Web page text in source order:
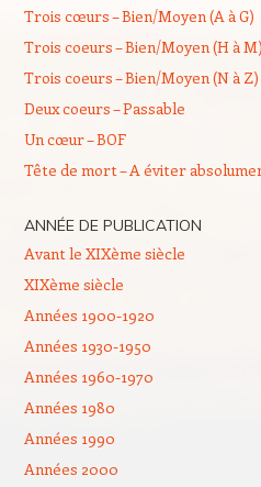
Trois cœurs – Bien/Moyen (A à G)
Trois coeurs – Bien/Moyen (H à M)
Trois coeurs – Bien/Moyen (N à Z)
Deux coeurs – Passable
Un cœur – BOF
Tête de mort – A éviter
ANNÉE DE PUBLICATION
Avant le XIXème siècle
XIXème siècle
Années 1900-1920
Années 1930-1950
Années 1960-1970
Années 1980
Années 1990
Années 2000